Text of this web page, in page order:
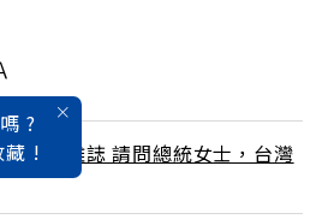
?
藏 !
2月號雜誌 請問總統女士，台灣